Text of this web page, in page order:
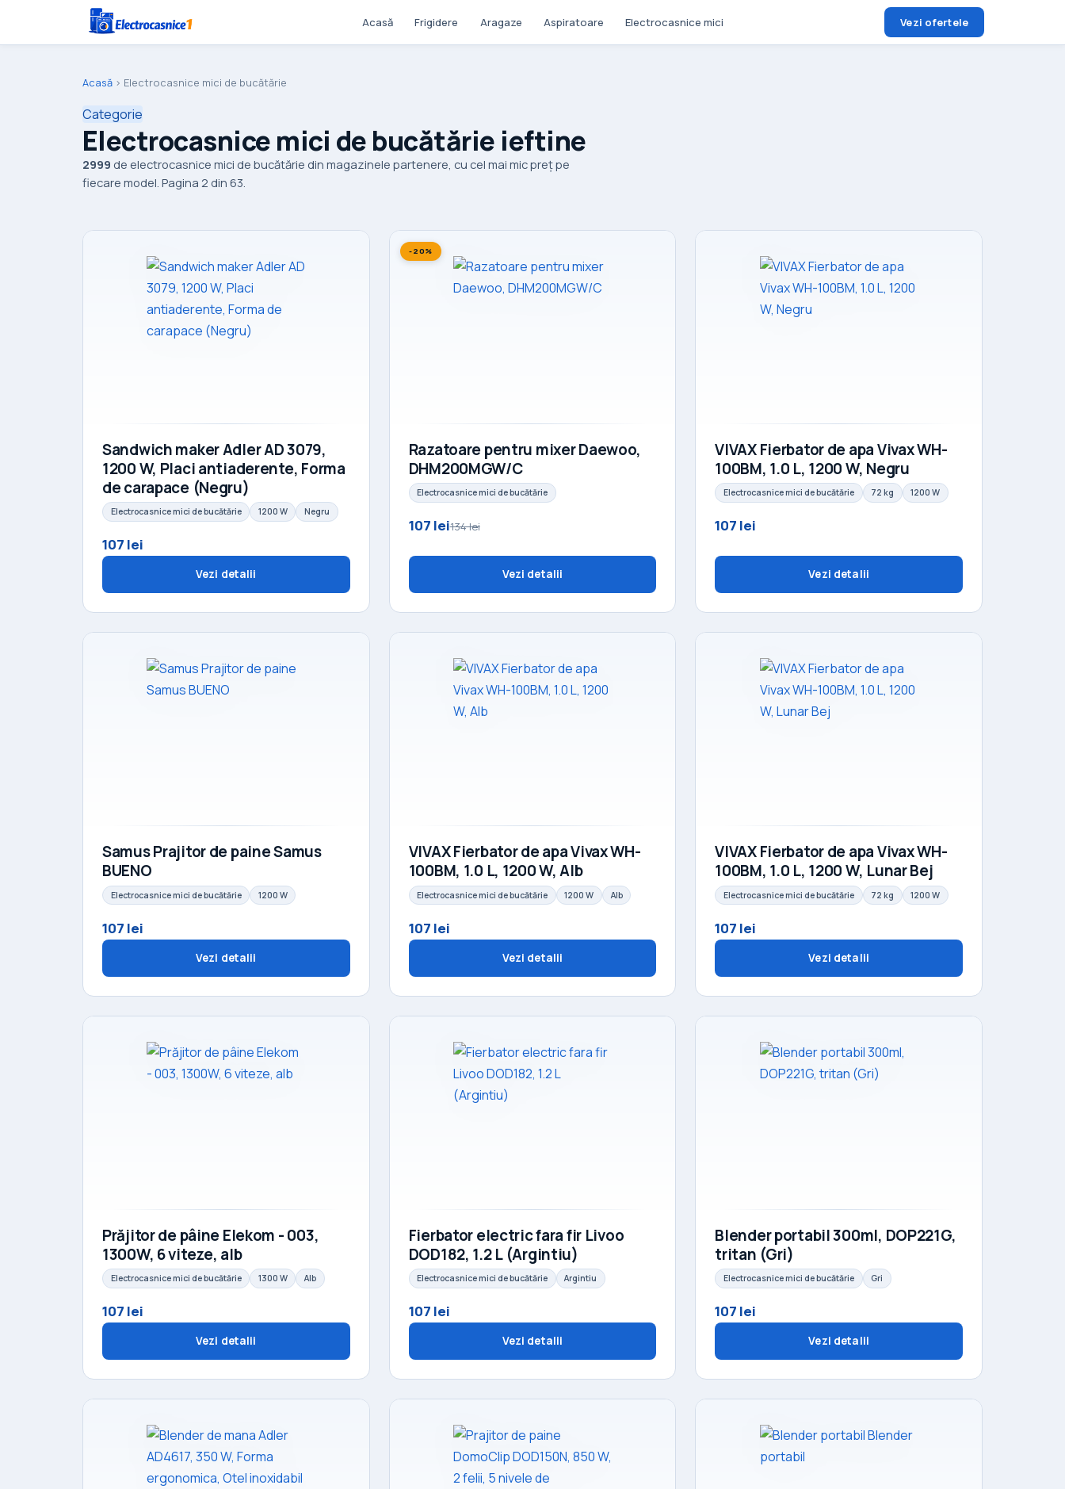
Acasă Frigidere Aragaze Aspiratoare Electrocasnice mici Vezi ofertele
Acasă › Electrocasnice mici de bucătărie
Categorie
Electrocasnice mici de bucătărie ieftine
2999 de electrocasnice mici de bucătărie din magazinele partenere, cu cel mai mic preț pe
fiecare model. Pagina 2 din 63.
Sandwich maker Adler AD 3079,
1200 W, Placi antiaderente, Forma
de carapace (Negru)
Electrocasnice mici de bucătărie 1200 W Negru
107 lei
Vezi detalii
-20%
Razatoare pentru mixer Daewoo,
DHM200MGW/C
Electrocasnice mici de bucătărie
107 lei134 lei
Vezi detalii
VIVAX Fierbator de apa Vivax WH-
100BM, 1.0 L, 1200 W, Negru
Electrocasnice mici de bucătărie 72 kg 1200 W
107 lei
Vezi detalii
Samus Prajitor de paine Samus
BUENO
Electrocasnice mici de bucătărie 1200 W
107 lei
Vezi detalii
VIVAX Fierbator de apa Vivax WH-
100BM, 1.0 L, 1200 W, Alb
Electrocasnice mici de bucătărie 1200 W Alb
107 lei
Vezi detalii
VIVAX Fierbator de apa Vivax WH-
100BM, 1.0 L, 1200 W, Lunar Bej
Electrocasnice mici de bucătărie 72 kg 1200 W
107 lei
Vezi detalii
Prăjitor de pâine Elekom - 003,
1300W, 6 viteze, alb
Electrocasnice mici de bucătărie 1300 W Alb
107 lei
Vezi detalii
Fierbator electric fara fir Livoo
DOD182, 1.2 L (Argintiu)
Electrocasnice mici de bucătărie Argintiu
107 lei
Vezi detalii
Blender portabil 300ml, DOP221G,
tritan (Gri)
Electrocasnice mici de bucătărie Gri
107 lei
Vezi detalii